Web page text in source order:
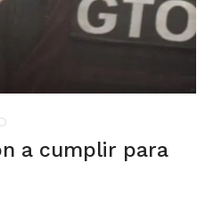
a cumplir para